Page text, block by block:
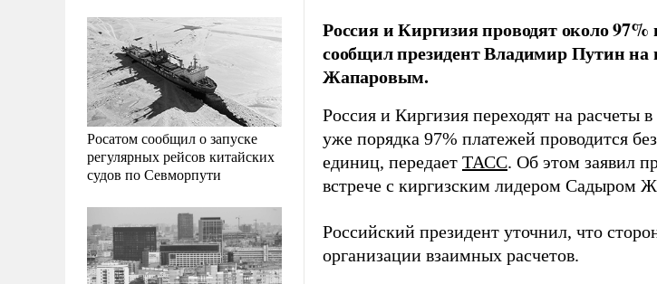
Росатом сообщил о запуске
регулярных рейсов китайских
судов по Севморпути
Россия и Киргизия проводят около
сообщил президент Владимир Путин на
Жапаровым.
Россия и Киргизия переходят на
уже порядка 97% платежей проводится
единиц, передает ТАСС. Об этом заявил
встрече с киргизским лидером Садыром
Российский президент уточнил, что
организации взаимных расчетов.